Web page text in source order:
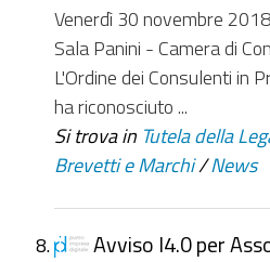
Venerdì 30 novembre
Sala Panini - Camera di
L'Ordine dei Consulenti in
ha riconosciuto ...
Si trova in Tutela della
Brevetti e Marchi /News
Avviso I4.0 per